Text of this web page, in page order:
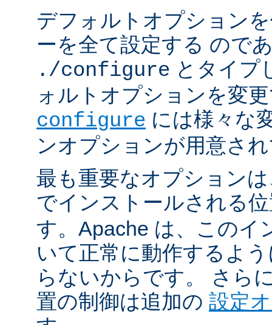
デフォルトオプション
ーを全て設定する ので
./configure とタイプ
ォルトオプションを変
configure には様々な
ンオプションが用意さ
最も重要なオプション
でインストールされる
す。Apache は、このイ
いて正常に動作するよ
らないからです。 さら
置の制御は追加の 設定